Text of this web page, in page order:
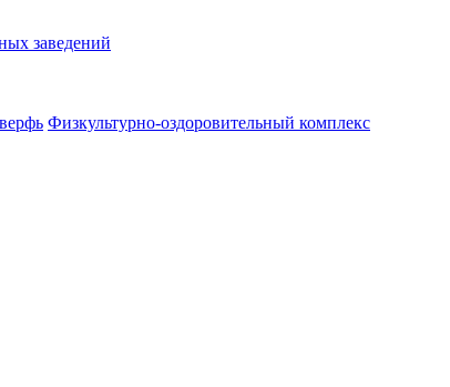
заведений
Физкультурно-оздоровительный комплекс